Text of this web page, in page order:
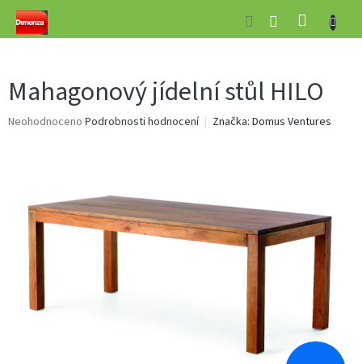
Přejít
obsah
KOŠÍK
Mahagonový jídelní stůl HILO
Průměrné
hvězdiček.
Neohodnoceno Podrobnosti hodnocení Značka: Domus Ventures